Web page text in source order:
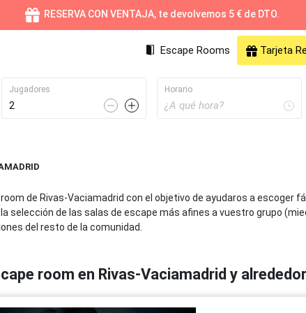
RESERVA CON VENTAJA, te devolvemos 5 € de DTO.
Escape Rooms Tarjeta
68 Escape Rooms 55 Escape Rooms 41
20 Escape Rooms 17 Escape Rooms
Jugadores Horario
de Rivas-Vaciamadrid con el objetivo de ayudaros a escoger
selección de las salas de escape más afines a vuestro grupo
del resto de la comunidad.
room en Rivas-Vaciamadrid y